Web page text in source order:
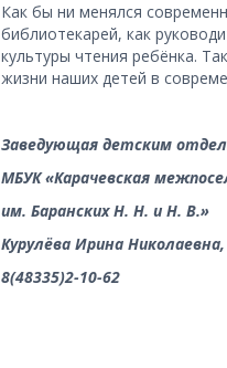
Как бы ни менялся
библиотекарей, как
культуры чтения ребёнка.
жизни наших детей в
Заведующая детским
МБУК «Карачевская
им. Баранских Н. Н. и Н. В.»
Курулёва Ирина Николаевна,
8(48335)2-10-62